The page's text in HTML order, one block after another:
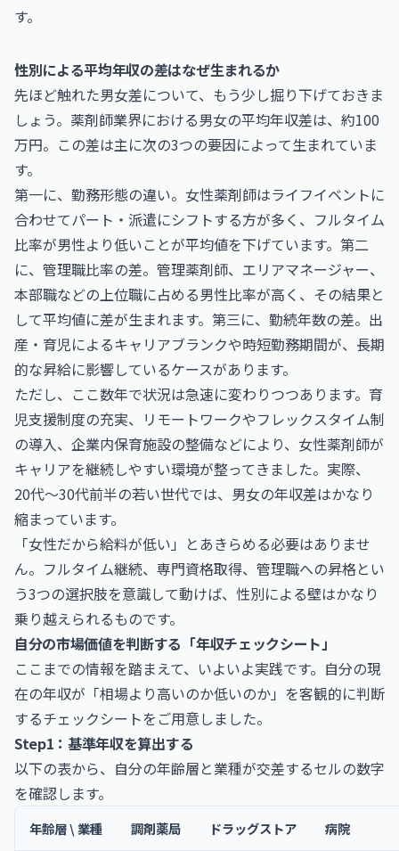
す。
性別による平均年収の差はなぜ生まれるか
先ほど触れた男女差について、もう少し掘り下げておきま
しょう。薬剤師業界における男女の平均年収差は、約100
万円。この差は主に次の3つの要因によって生まれていま
す。
第一に、勤務形態の違い。女性薬剤師はライフイベントに
合わせてパート・派遣にシフトする方が多く、フルタイム
比率が男性より低いことが平均値を下げています。第二
に、管理職比率の差。管理薬剤師、エリアマネージャー、
本部職などの上位職に占める男性比率が高く、その結果と
して平均値に差が生まれます。第三に、勤続年数の差。出
産・育児によるキャリアブランクや時短勤務期間が、長期
的な昇給に影響しているケースがあります。
ただし、ここ数年で状況は急速に変わりつつあります。育
児支援制度の充実、リモートワークやフレックスタイム制
の導入、企業内保育施設の整備などにより、女性薬剤師が
キャリアを継続しやすい環境が整ってきました。実際、
20代〜30代前半の若い世代では、男女の年収差はかなり
縮まっています。
「女性だから給料が低い」とあきらめる必要はありませ
ん。フルタイム継続、専門資格取得、管理職への昇格とい
う3つの選択肢を意識して動けば、性別による壁はかなり
乗り越えられるものです。
自分の市場価値を判断する「年収チェックシート」
ここまでの情報を踏まえて、いよいよ実践です。自分の現
在の年収が「相場より高いのか低いのか」を客観的に判断
するチェックシートをご用意しました。
Step1：基準年収を算出する
以下の表から、自分の年齢層と業種が交差するセルの数字
を確認します。
年齢層 \ 業種 調剤薬局 ドラッグストア 病院